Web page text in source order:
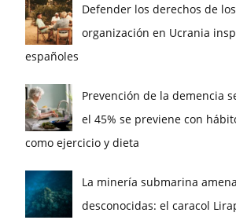
Defender los derechos de
organización en Ucrania
españoles
Prevención de la demencia
el 45% se previene con
como ejercicio y dieta
La minería submarina
desconocidas: el caracol